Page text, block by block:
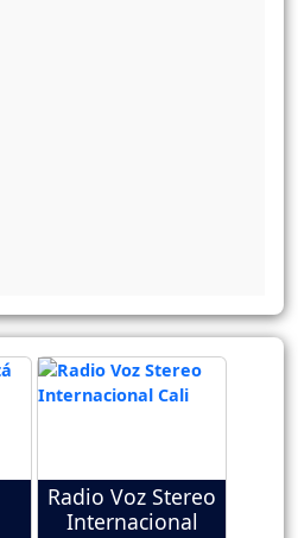
Radio Voz Stereo
Internacional